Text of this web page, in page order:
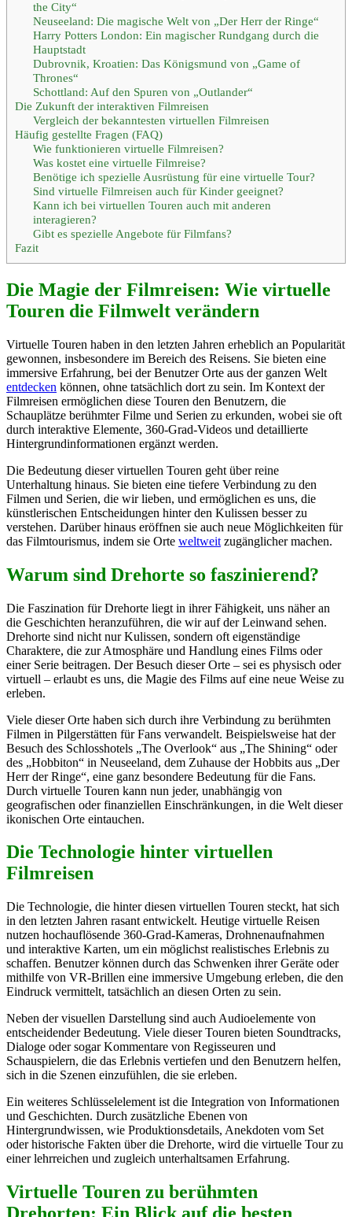
the City“
Neuseeland: Die magische Welt von „Der Herr der Ringe“
Harry Potters London: Ein magischer Rundgang durch die
Hauptstadt
Dubrovnik, Kroatien: Das Königsmund von „Game of
Thrones“
Schottland: Auf den Spuren von „Outlander“
Die Zukunft der interaktiven Filmreisen
Vergleich der bekanntesten virtuellen Filmreisen
Häufig gestellte Fragen (FAQ)
Wie funktionieren virtuelle Filmreisen?
Was kostet eine virtuelle Filmreise?
Benötige ich spezielle Ausrüstung für eine virtuelle Tour?
Sind virtuelle Filmreisen auch für Kinder geeignet?
Kann ich bei virtuellen Touren auch mit anderen
interagieren?
Gibt es spezielle Angebote für Filmfans?
Fazit
Die Magie der Filmreisen: Wie virtuelle
Touren die Filmwelt verändern
Virtuelle Touren haben in den letzten Jahren erheblich an Popularität
gewonnen, insbesondere im Bereich des Reisens. Sie bieten eine
immersive Erfahrung, bei der Benutzer Orte aus der ganzen Welt
entdecken können, ohne tatsächlich dort zu sein. Im Kontext der
Filmreisen ermöglichen diese Touren den Benutzern, die
Schauplätze berühmter Filme und Serien zu erkunden, wobei sie oft
durch interaktive Elemente, 360-Grad-Videos und detaillierte
Hintergrundinformationen ergänzt werden.
Die Bedeutung dieser virtuellen Touren geht über reine
Unterhaltung hinaus. Sie bieten eine tiefere Verbindung zu den
Filmen und Serien, die wir lieben, und ermöglichen es uns, die
künstlerischen Entscheidungen hinter den Kulissen besser zu
verstehen. Darüber hinaus eröffnen sie auch neue Möglichkeiten für
das Filmtourismus, indem sie Orte weltweit zugänglicher machen.
Warum sind Drehorte so faszinierend?
Die Faszination für Drehorte liegt in ihrer Fähigkeit, uns näher an
die Geschichten heranzuführen, die wir auf der Leinwand sehen.
Drehorte sind nicht nur Kulissen, sondern oft eigenständige
Charaktere, die zur Atmosphäre und Handlung eines Films oder
einer Serie beitragen. Der Besuch dieser Orte – sei es physisch oder
virtuell – erlaubt es uns, die Magie des Films auf eine neue Weise zu
erleben.
Viele dieser Orte haben sich durch ihre Verbindung zu berühmten
Filmen in Pilgerstätten für Fans verwandelt. Beispielsweise hat der
Besuch des Schlosshotels „The Overlook“ aus „The Shining“ oder
des „Hobbiton“ in Neuseeland, dem Zuhause der Hobbits aus „Der
Herr der Ringe“, eine ganz besondere Bedeutung für die Fans.
Durch virtuelle Touren kann nun jeder, unabhängig von
geografischen oder finanziellen Einschränkungen, in die Welt dieser
ikonischen Orte eintauchen.
Die Technologie hinter virtuellen
Filmreisen
Die Technologie, die hinter diesen virtuellen Touren steckt, hat sich
in den letzten Jahren rasant entwickelt. Heutige virtuelle Reisen
nutzen hochauflösende 360-Grad-Kameras, Drohnenaufnahmen
und interaktive Karten, um ein möglichst realistisches Erlebnis zu
schaffen. Benutzer können durch das Schwenken ihrer Geräte oder
mithilfe von VR-Brillen eine immersive Umgebung erleben, die den
Eindruck vermittelt, tatsächlich an diesen Orten zu sein.
Neben der visuellen Darstellung sind auch Audioelemente von
entscheidender Bedeutung. Viele dieser Touren bieten Soundtracks,
Dialoge oder sogar Kommentare von Regisseuren und
Schauspielern, die das Erlebnis vertiefen und den Benutzern helfen,
sich in die Szenen einzufühlen, die sie erleben.
Ein weiteres Schlüsselelement ist die Integration von Informationen
und Geschichten. Durch zusätzliche Ebenen von
Hintergrundwissen, wie Produktionsdetails, Anekdoten vom Set
oder historische Fakten über die Drehorte, wird die virtuelle Tour zu
einer lehrreichen und zugleich unterhaltsamen Erfahrung.
Virtuelle Touren zu berühmten